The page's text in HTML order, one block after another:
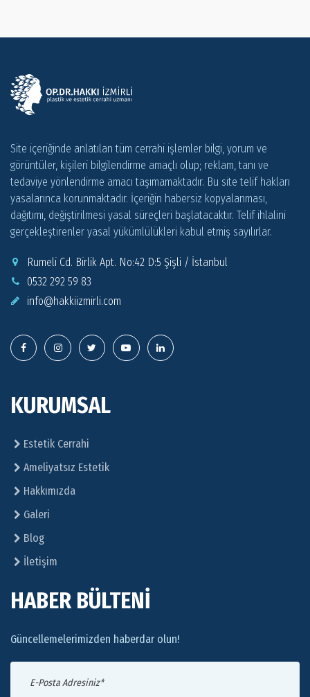
Site içeriğinde anlatılan tüm cerrahi işlemler bilgi, yorum ve
görüntüler, kişileri bilgilendirme amaçlı olup; reklam, tanı ve
tedaviye yönlendirme amacı taşımamaktadır. Bu site telif hakları
yasalarınca korunmaktadır. İçeriğin habersiz kopyalanması,
dağıtımı, değiştirilmesi yasal süreçleri başlatacaktır. Telif ihlalini
gerçekleştirenler yasal yükümlülükleri kabul etmiş sayılırlar.
Rumeli Cd. Birlik Apt. No:42 D:5 Şişli / İstanbul
0532 292 59 83
info@hakkiizmirli.com
KURUMSAL
Estetik Cerrahi
Ameliyatsız Estetik
Hakkımızda
Galeri
Blog
İletişim
HABER BÜLTENİ
Güncellemelerimizden haberdar olun!